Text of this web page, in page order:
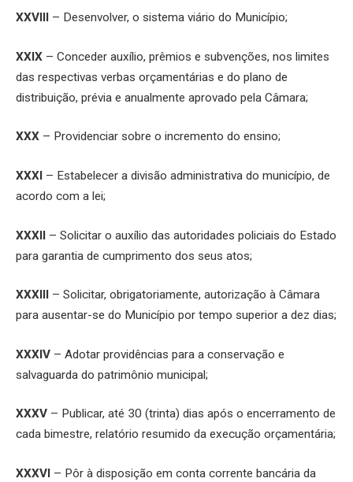
XXVIII – Desenvolver, o sistema viário do Município;
XXIX – Conceder auxílio, prêmios e subvenções, nos limites
das respectivas verbas orçamentárias e do plano de
distribuição, prévia e anualmente aprovado pela Câmara;
XXX – Providenciar sobre o incremento do ensino;
XXXI – Estabelecer a divisão administrativa do município, de
acordo com a lei;
XXXII – Solicitar o auxílio das autoridades policiais do Estado
para garantia de cumprimento dos seus atos;
XXXIII – Solicitar, obrigatoriamente, autorização à Câmara
para ausentar-se do Município por tempo superior a dez dias;
XXXIV – Adotar providências para a conservação e
salvaguarda do patrimônio municipal;
XXXV – Publicar, até 30 (trinta) dias após o encerramento de
cada bimestre, relatório resumido da execução orçamentária;
XXXVI – Pôr à disposição em conta corrente bancária da